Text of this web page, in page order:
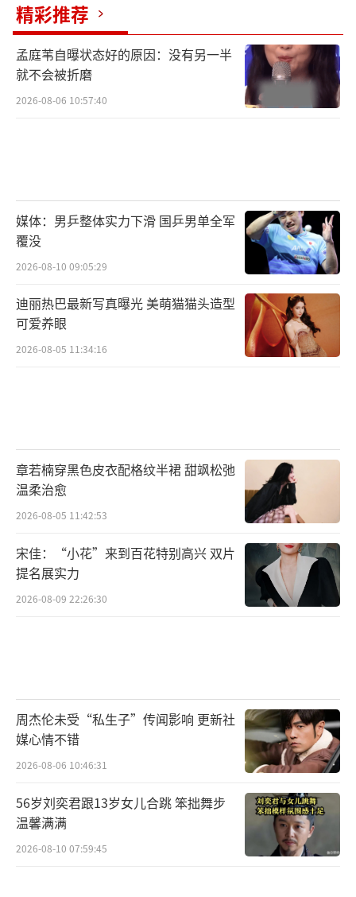
精彩推荐
孟庭苇自曝状态好的原因：没有另一半
就不会被折磨
2026-08-06 10:57:40
媒体：男乒整体实力下滑 国乒男单全军
覆没
2026-08-10 09:05:29
迪丽热巴最新写真曝光 美萌猫猫头造型
可爱养眼
2026-08-05 11:34:16
章若楠穿黑色皮衣配格纹半裙 甜飒松弛
温柔治愈
2026-08-05 11:42:53
宋佳：“小花”来到百花特别高兴 双片
提名展实力
2026-08-09 22:26:30
周杰伦未受“私生子”传闻影响 更新社
媒心情不错
2026-08-06 10:46:31
56岁刘奕君跟13岁女儿合跳 笨拙舞步
温馨满满
2026-08-10 07:59:45